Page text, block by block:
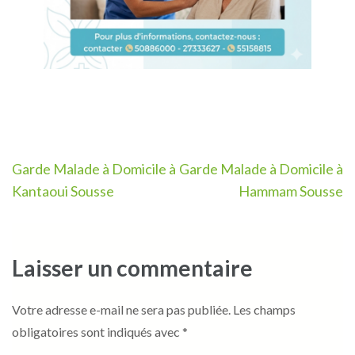
Navigation
de
Garde Malade à Domicile à
Kantaoui Sousse
Garde Malade à Domicile à
Hammam Sousse
Laisser un commentaire
Votre adresse e-mail ne sera pas publiée. Les champs
obligatoires sont indiqués avec *